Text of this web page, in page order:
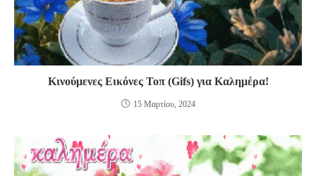
Κινούμενες Εικόνες Τοπ (Gifs) για Καλημέρα!
15 Μαρτίου, 2024